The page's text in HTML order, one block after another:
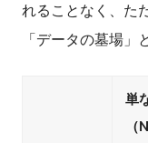
れることなく、た
「データの墓場」
単
（